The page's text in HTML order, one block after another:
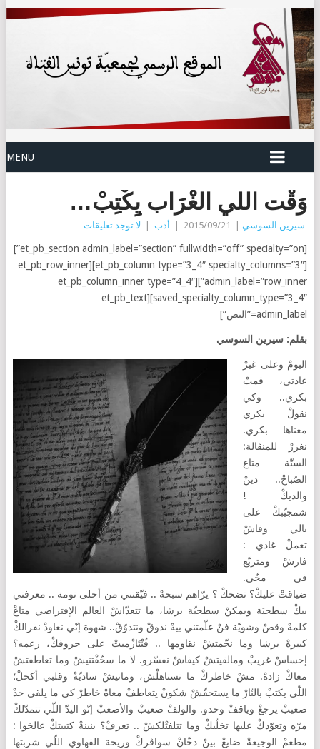
MENU
وَقْت اللي الغْرَاب يِكْتِبْ…
سيرين السوسي 2015/09/21 أدب لا توجد تعليقات
[et_pb_section admin_label=”section” fullwidth=”off” specialty=”on”]
[et_pb_column type=”3_4″ specialty_columns=”3″][et_pb_row_inner
admin_label=”row_inner”][et_pb_column_inner type=”4_4″
saved_specialty_column_type=”3_4″][et_pb_text
admin_label=”النص”]
بقلم: سيرين السوسي
اليومْ وعلى غيرْ
عادتي، قمتْ
بكري.. وكي
نقولْ بكري
معناها بكري.
نغزرْ للمنڤالة:
الستّة متاع
الصّباحْ.. دينْ
والديكْ !
شمجيّبكْ على
بالي وفاشْ
تعملْ غادي :
فارشْ ومتربّع
في مخّي.
ضياقتْ عليكْ؟ تضحكْ ؟ يرّاهم سبحهْ .. فيّقتني من أحلى نومة .. معرفتي
بيكْ سطحيَة ويمكنْ سطحيّة برشا، ما تتعدّاشْ العالم الإفتراضي متاعْ
كلمهْ وقصْ وشويّة فنْ علّمتني بيهْ نذوقْ ونتذوّقْ.. شهوة إنّي نعاودْ نقرالكْ
كبيرهْ برشا وما نجّمتشْ نقاومها .. فُنْتَازْميتْ على حروفكْ، زعمه؟
إحساسْ غريبْ ومالقيتشْ كيفاشْ نفسّرو. لا ما سخّفْتنيشْ وما تعاطفتشْ
معاكْ زادهْ. مشْ خاطركْ ما تستاهلْش، ومانيشْ ساديّةْ وقلبي أكحلْ؛
اللّي يكتبْ بالنّارْ ما يستحقّشْ شكونْ يتعاطفْ معاهْ خاطرْ كي ما يلقى حدْ
صعيبْ يرجعْ وياقفْ وحدو. والولفْ صعيبْ والأصعبْ إنّو اليدّ اللّي تتمدّلكْ
مرّه وتعوّدكْ عليها تخلّيكْ وما تتلفتْلكشْ .. تعرفْ؟ بنينةْ كتيبتكْ عالخوا :
مطعمْ الوجيعةْ ضايعْ بينْ دخّانْ سواڤركْ وريحة القهاوي اللّي شربتها